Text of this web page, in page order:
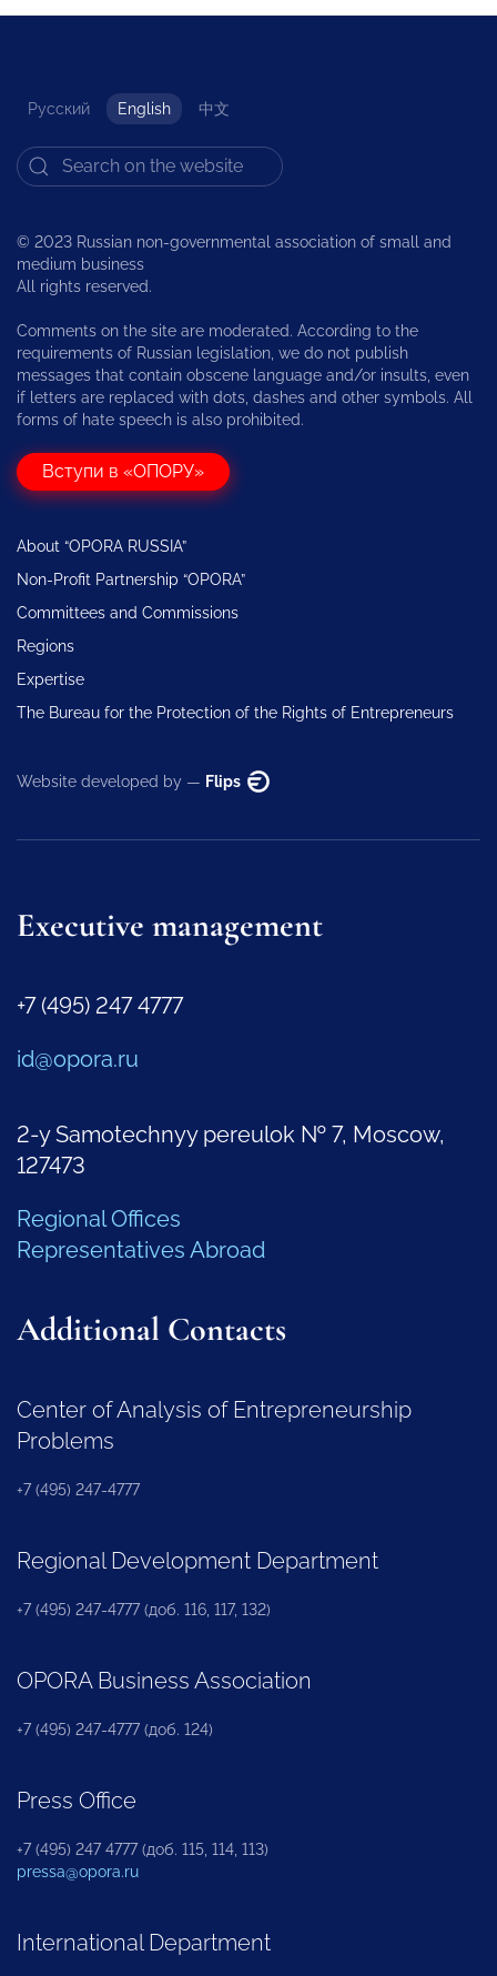
Русский English 中文
© 2023 Russian non-governmental association of small and
medium business
All rights reserved.
Comments on the site are moderated. According to the
requirements of Russian legislation, we do not publish
messages that contain obscene language and/or insults, even
if letters are replaced with dots, dashes and other symbols. All
forms of hate speech is also prohibited.
Вступи в «ОПОРУ»
About “OPORA RUSSIA”
Non-Profit Partnership “OPORA”
Committees and Commissions
Regions
Expertise
The Bureau for the Protection of the Rights of Entrepreneurs
Website developed by — Flips
Executive management
+7 (495) 247 4777
id@opora.ru
2-y Samotechnyy pereulok № 7, Moscow,
127473
Regional Offices
Representatives Abroad
Additional Contacts
Center of Analysis of Entrepreneurship
Problems
+7 (495) 247-4777
Regional Development Department
+7 (495) 247-4777 (доб. 116, 117, 132)
OPORA Business Association
+7 (495) 247-4777 (доб. 124)
Press Office
+7 (495) 247 4777 (доб. 115, 114, 113)
pressa@opora.ru
International Department